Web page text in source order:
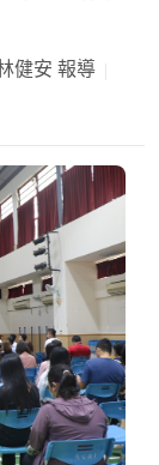
健安 報導